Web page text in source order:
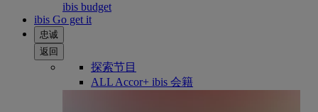
ibis budget
ibis Go get it
忠诚
返回
探索节目
ALL Accor+ ibis 会籍